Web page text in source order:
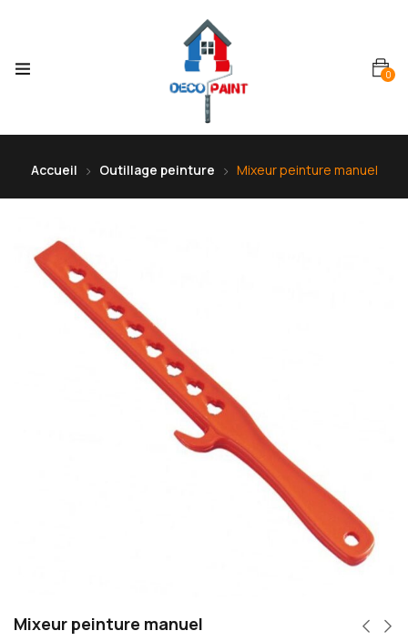
0
Accueil Outillage peinture Mixeur peinture manuel
Mixeur peinture manuel